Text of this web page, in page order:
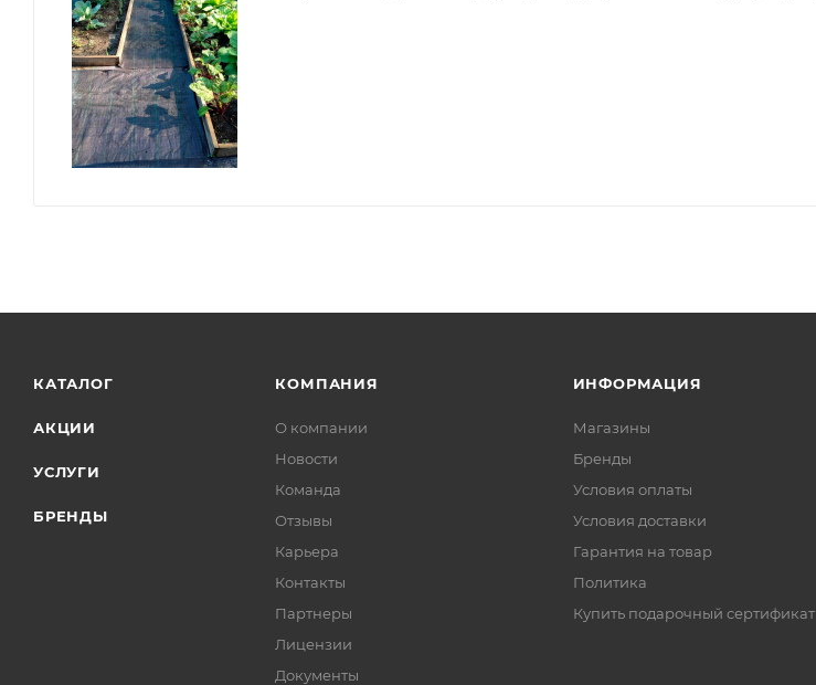
КАТАЛОГ
АКЦИИ
УСЛУГИ
БРЕНДЫ
КОМПАНИЯ
О компании
Новости
Команда
Отзывы
Карьера
Контакты
Партнеры
Лицензии
Документы
ИНФОРМАЦИЯ
Магазины
Бренды
Условия оплаты
Условия доставки
Гарантия на товар
Политика
Купить подарочный сертификат